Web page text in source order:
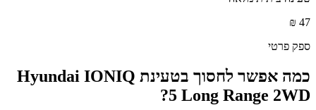
47
₪
ספק פרטי
כמה אפשר לחסוך בטעינת Hyundai IONIQ
5 Long Range 2WD
?